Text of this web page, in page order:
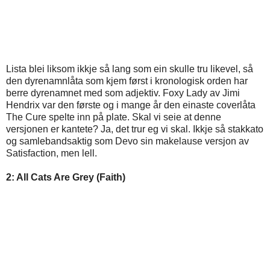
Lista blei liksom ikkje så lang som ein skulle tru likevel, så
den dyrenamnlåta som kjem først i kronologisk orden har
berre dyrenamnet med som adjektiv. Foxy Lady av Jimi
Hendrix var den første og i mange år den einaste coverlåta
The Cure spelte inn på plate. Skal vi seie at denne
versjonen er kantete? Ja, det trur eg vi skal. Ikkje så stakkato
og samlebandsaktig som Devo sin makelause versjon av
Satisfaction, men lell.
2: All Cats Are Grey (Faith)